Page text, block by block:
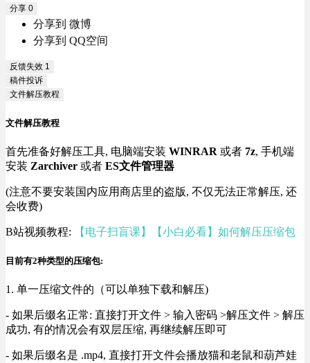
分享 0
分享到 微博
分享到 QQ空间
反馈失效 1
稿件投诉
文件解压教程
文件解压教程
首先准备好解压工具, 电脑端安装 WINRAR 或者 7z, 手机端
安装 Zarchiver 或者 ES文件管理器
(注意不要安装国内应用商店里的盗版, 不仅无法正常解压, 还
会收费)
B站视频教程: 【电子扫盲课】【小白必看】如何解压压缩包
目前有2种类型的压缩包:
1. 单一压缩文件的（可以单独下载和解压)
- 如果后缀名正常: 直接打开文件 > 输入密码 >解压文件 > 解压
成功, 有的情况会有双层压缩, 再继续解压即可
- 如果后缀名是 .mp4, 直接打开文件会播放猫和老鼠和葫芦娃